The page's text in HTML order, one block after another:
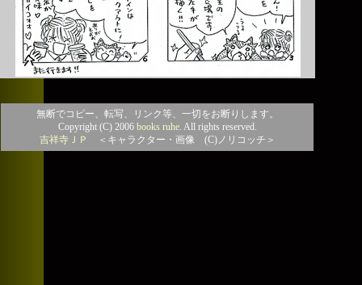
無断でコピー、転写、リンク等、一切をお断りします。
Copyright (C) 2006 books ruhe. All rights reserved.
吉祥寺ＪＰ
＜キャラクター・画像 (C)ノリコッチ＞